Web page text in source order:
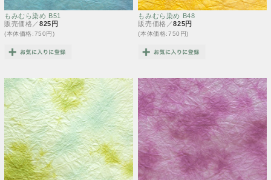
もみむら染め B51
販売価格／825円
(本体価格:750円)
もみむら染め B48
販売価格／825円
(本体価格:750円)